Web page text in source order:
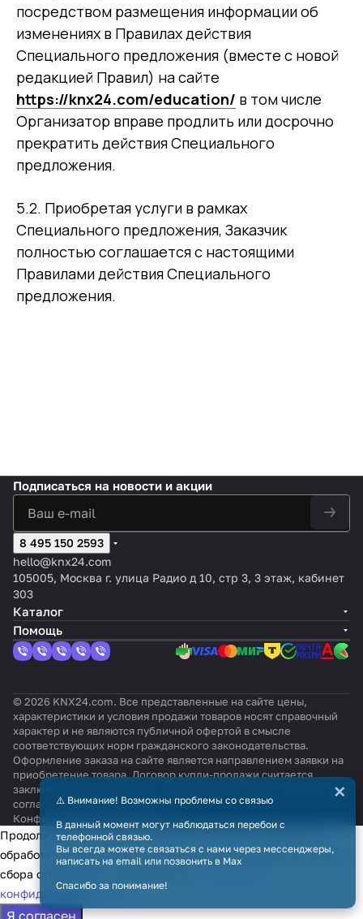
посредством размещения информации об
изменениях в Правилах действия
Специального предложения (вместе с новой
редакцией Правил) на сайте
https://knx24.com/education/ в том числе
Организатор вправе продлить или досрочно
прекратить действия Специального
предложения.
5.2. Приобретая услуги в рамках
Специального предложения, Заказчик
полностью соглашается с настоящими
Правилами действия Специального
предложения.
Подписаться на новости и акции
8 495 150 2593
hello@knx24.com
105005, Москва г. улица Радио д 10, стр 3, 3 этаж, кабинет
303
Каталог
Помощь
© 2026 KNX24.com. Все представленные на сайте цены,
характеристики и условия продажи товаров носят справочный
характер и не являются публичной офертой в смысле
соответствующих норм гражданского законодательства.
Оформление заказа на сайте является направлением заявки на
приобретение товара. Договор купли-продажи считается
заключённым только после подтверждения заказа продавцом и
согласования всех условий.
Конфиденциальность
⚠️ Внимание! Возможны проблемы со связью
В данный момент могут наблюдаться перебои с
телефонной связью.
Вы всегда можете связаться с нами через мессенджеры,
написать на email или позвонить в Max
Спасибо за понимание!
×
Продолжая использовать наш сайт, вы даёте согласие на
обработку файлов cookie в целях функционирования сайта и
сбора статистики в соответствии с
конфиденциальности
Я согласен